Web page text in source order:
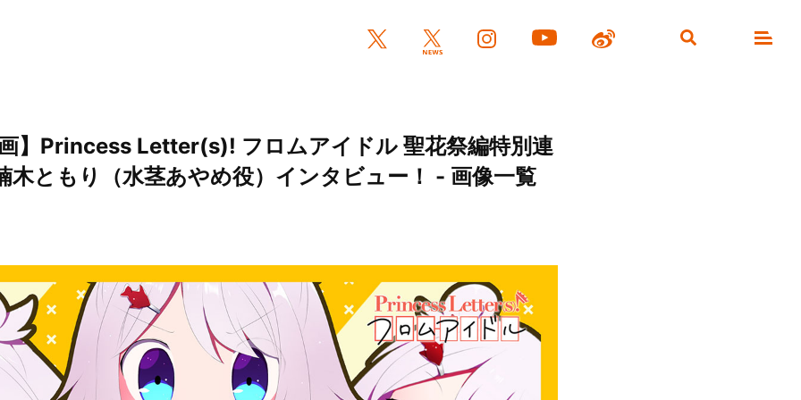
】Princess Letter(s)! フロムアイドル 聖花祭編特別連
木ともり（水茎あやめ役）インタビュー！ - 画像一覧